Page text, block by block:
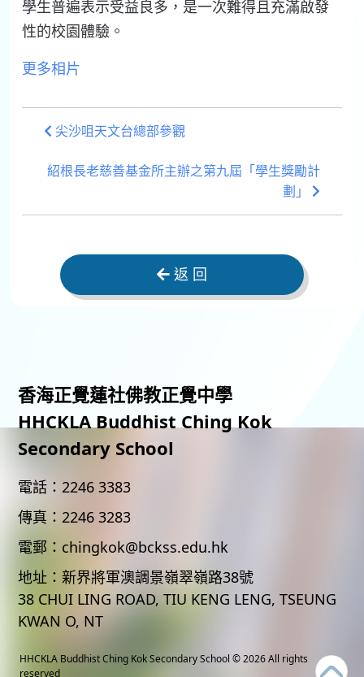
學生普遍表示受益良多，是一次難得且充滿啟發
性的校園體驗。
更多相片
尖沙咀天文台總部參觀
紹根長老慈善基金所主辦之第九屆「學生獎勵計
劃」
返 回
香海正覺蓮社佛教正覺中學
HHCKLA Buddhist Ching Kok
Secondary School
電話： 2246 3383
傳真： 2246 3283
電郵： chingkok@bckss.edu.hk
地址： 新界將軍澳調景嶺翠嶺路38號
38 CHUI LING ROAD, TIU KENG LENG, TSEUNG
KWAN O, NT
HHCKLA Buddhist Ching Kok Secondary School © 2026 All rights
reserved